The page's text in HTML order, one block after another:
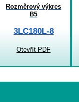
Rozměrový výkres
B5
3LC180L-8
Otevřít PDF